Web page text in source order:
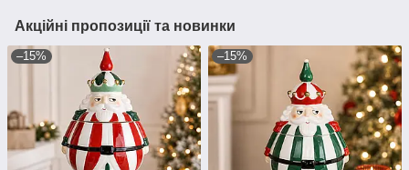
Акційні пропозиції та новинки
–15% –15%